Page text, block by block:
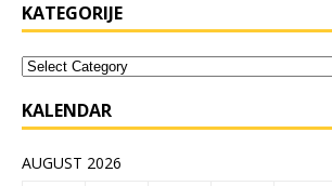
KATEGORIJE
KALENDAR
AUGUST 2026